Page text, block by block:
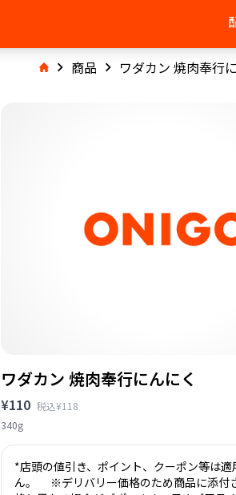
商品 ワダカン 焼肉奉行
ワダカン 焼肉奉行にんにく
¥110 税込¥118
340g
*店頭の値引き、ポイント、クーポン等は適
ん。 ※デリバリー価格のため商品に添付